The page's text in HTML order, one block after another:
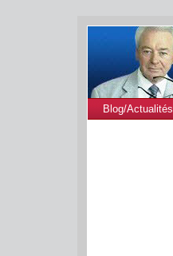
Blog/Actualités